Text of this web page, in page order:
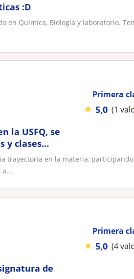
:D
en Química, Biología y laboratorio.
Primera
★ 5,0 (1
la USFQ, se
y clases
trayectoria en la materia,
Primera
★ 5,0 (4
de